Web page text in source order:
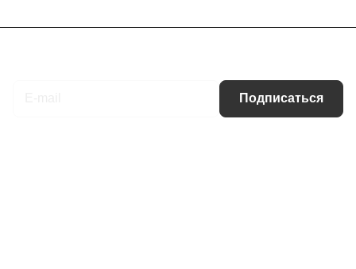
Подписаться